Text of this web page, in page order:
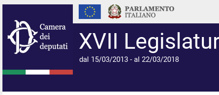
XVII
dal 15/03/2013 - al 22/03/2018